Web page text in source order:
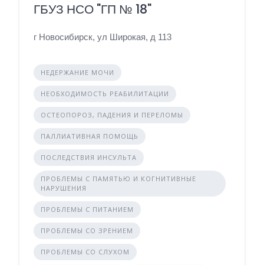
ГБУЗ НСО "ГП № 18"
г Новосибирск, ул Широкая, д 113
НЕДЕРЖАНИЕ МОЧИ
НЕОБХОДИМОСТЬ РЕАБИЛИТАЦИИ
ОСТЕОПОРОЗ, ПАДЕНИЯ И ПЕРЕЛОМЫ
ПАЛЛИАТИВНАЯ ПОМОЩЬ
ПОСЛЕДСТВИЯ ИНСУЛЬТА
ПРОБЛЕМЫ С ПАМЯТЬЮ И КОГНИТИВНЫЕ
НАРУШЕНИЯ
ПРОБЛЕМЫ С ПИТАНИЕМ
ПРОБЛЕМЫ СО ЗРЕНИЕМ
ПРОБЛЕМЫ СО СЛУХОМ